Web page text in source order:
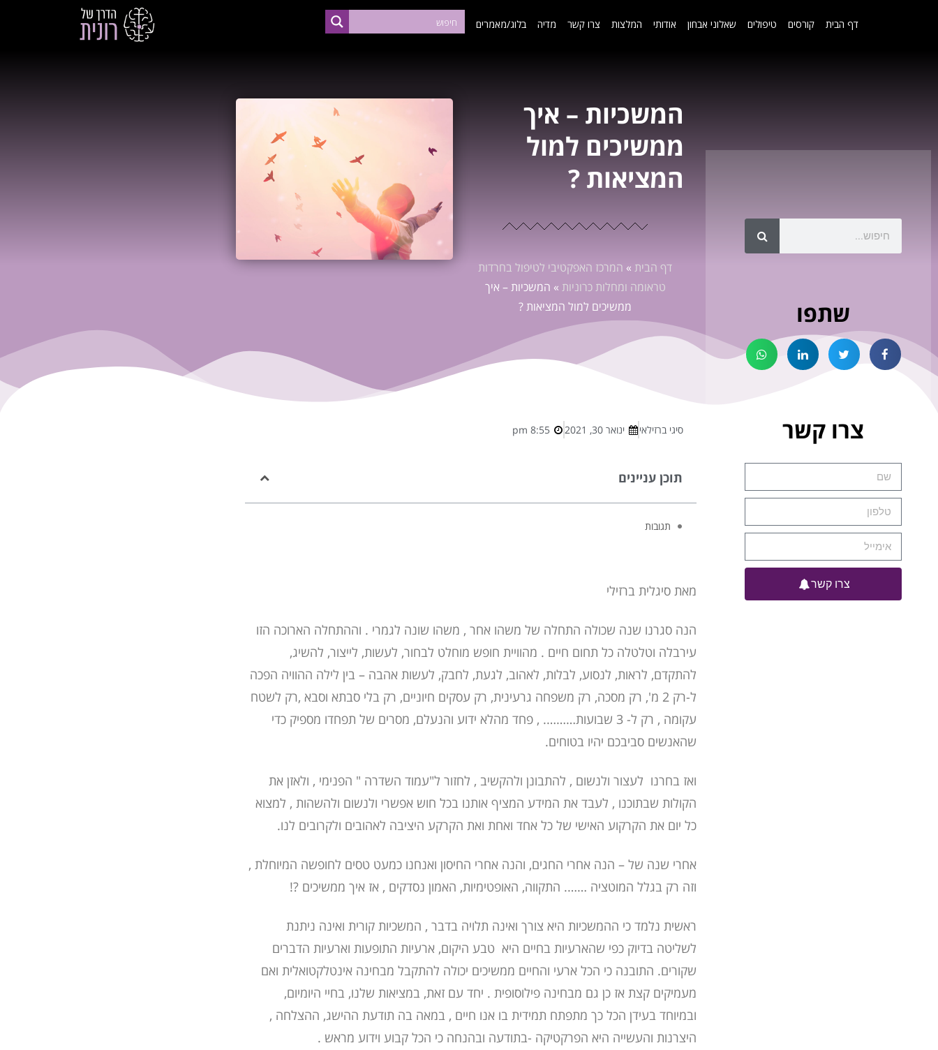
דף הבית קורסים טיפולים שאלוני אבחון אודותי המלצות צרו קשר מדיה בלוג/מאמרים
שתפו
צרו קשר
צרו קשר
המשכיות – איך
ממשיכים למול
המציאות ?
דף הבית» המרכז האפקטיבי לטיפול בחרדות
טראומה ומחלות כרוניות » המשכיות – איך
ממשיכים למול המציאות ?
סיגי ברזילאי ינואר 30, 2021 8:55 pm
תוכן עניינים
תגובות
מאת סיגלית ברזילי
הנה סגרנו שנה שכולה התחלה של משהו אחר , משהו שונה לגמרי . וההתחלה הארוכה הזו
עירבלה וטלטלה כל תחום חיים . מהוויית חופש מוחלט לבחור, לעשות, לייצור, להשיג,
להתקדם, לראות, לנסוע, לבלות, לאהוב, לגעת, לחבק, לעשות אהבה – בין לילה ההוויה הפכה
ל-רק 2 מ', רק מסכה, רק משפחה גרעינית, רק עסקים חיוניים, רק בלי סבתא וסבא ,רק לשטח
עקומה , רק ל- 3 שבועות………. , פחד מהלא ידוע והנעלם, מסרים של תפחדו מספיק כדי
שהאנשים סביבכם יהיו בטוחים.
ואז בחרנו לעצור ולנשום , להתבונן ולהקשיב , לחזור ל"עמוד השדרה " הפנימי , ולאזן את
הקולות שבתוכנו , לעבד את המידע המציף אותנו בכל חוש אפשרי ולנשום ולהשהות , למצוא
כל יום את הקרקוע האישי של כל אחד ואחת ואת הקרקע היציבה לאהובים ולקרובים לנו.
אחרי שנה של – הנה אחרי החגים, והנה אחרי החיסון ואנחנו כמעט טסים לחופשה המיוחלת ,
וזה רק בגלל המוטציה ……. התקווה, האופטימיות, האמון נסדקים , אז איך ממשיכים ?!
ראשית נלמד כי ההמשכיות היא צורך ואינה תלויה בדבר , המשכיות קורית ואינה ניתנת
לשליטה בדיוק כפי שהארעיות בחיים היא טבע היקום, ארעיות התופעות וארעיות הדברים
שקורים. התובנה כי הכל ארעי והחיים ממשיכים יכולה להתקבל מבחינה אינטלקטואלית ואם
מעמיקים קצת אז כן גם מבחינה פילוסופית . יחד עם זאת, במציאות שלנו, בחיי היומיום,
ובמיוחד בעידן הכל כך מתפתח תמידית בו אנו חיים , במאה בה תודעת ההישג, ההצלחה ,
היצרנות והעשייה היא הפרקטיקה -בתודעה ובהנחה כי הכל קבוע וידוע מראש .